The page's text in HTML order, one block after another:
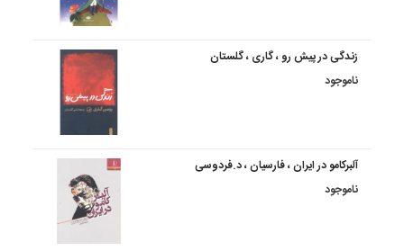
زندگی در پیش رو ، گاری ، گلستان
ناموجود
آلبرکامو در ایران ، فارسیان ، د.فردوسی
ناموجود